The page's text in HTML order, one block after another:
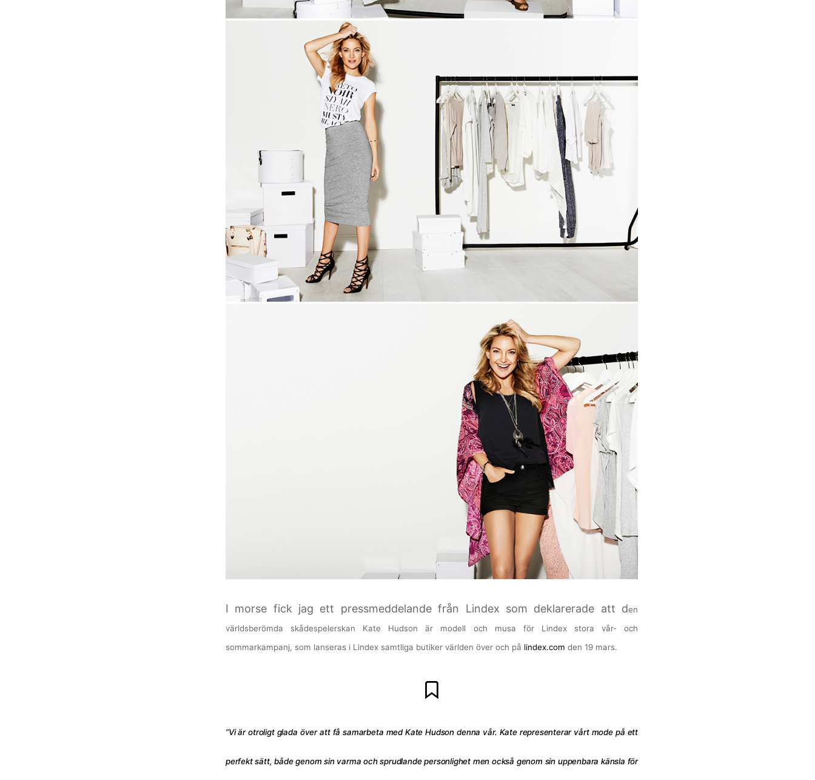
I morse fick jag ett pressmeddelande från Lindex som deklarerade att den
världsberömda skådespelerskan Kate Hudson är modell och musa för Lindex stora vår- och
sommarkampanj, som lanseras i Lindex samtliga butiker världen över och på lindex.com den 19 mars.
”Vi är otroligt glada över att få samarbeta med Kate Hudson denna vår. Kate representerar vårt mode på ett
perfekt sätt, både genom sin varma och sprudlande personlighet men också genom sin uppenbara känsla för